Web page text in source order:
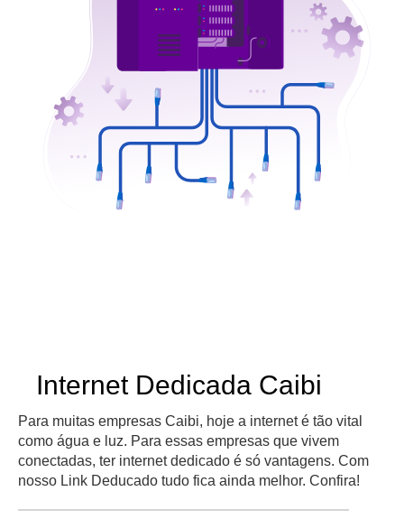
Internet Dedicada Caibi
Para muitas empresas Caibi, hoje a internet é tão vital
como água e luz. Para essas empresas que vivem
conectadas, ter internet dedicado é só vantagens. Com
nosso Link Deducado tudo fica ainda melhor. Confira!